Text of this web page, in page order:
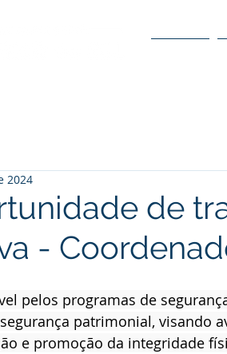
de
-
2024
pelos programas de
patrimonial, visando
e promoção da integridade